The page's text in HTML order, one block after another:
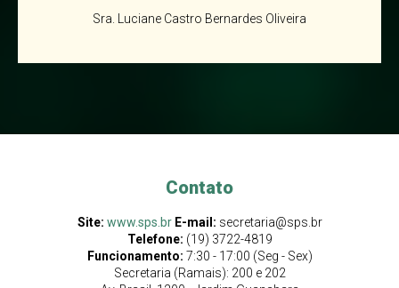
Sra. Luciane Castro Bernardes Oliveira
Contato
Site: www.sps.br E-mail: secretaria@sps.br
Telefone: (19) 3722-4819
Funcionamento: 7:30 - 17:00 (Seg - Sex)
Secretaria (Ramais): 200 e 202